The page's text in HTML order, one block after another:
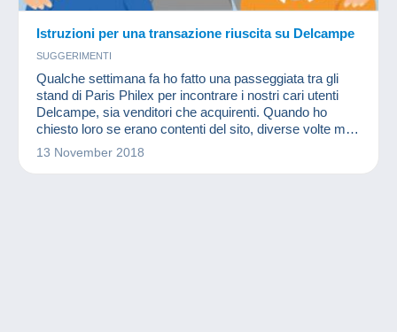
Istruzioni per una transazione riuscita su Delcampe
SUGGERIMENTI
Qualche settimana fa ho fatto una passeggiata tra gli
stand di Paris Philex per incontrare i nostri cari utenti
Delcampe, sia venditori che acquirenti. Quando ho
chiesto loro se erano contenti del sito, diverse volte mi
sono sentita dire "sì, in generale va tutto bene, ma ... ho
13 November 2018